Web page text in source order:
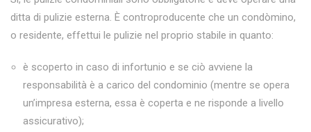
ditta di pulizie esterna. È controproducente che un condòmino,
o residente, effettui le pulizie nel proprio stabile in quanto:
è scoperto in caso di infortunio e se ciò avviene la
responsabilità è a carico del condominio (mentre se opera
un’impresa esterna, essa è coperta e ne risponde a livello
assicurativo);